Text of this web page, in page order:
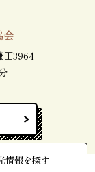
3964
情報を探す